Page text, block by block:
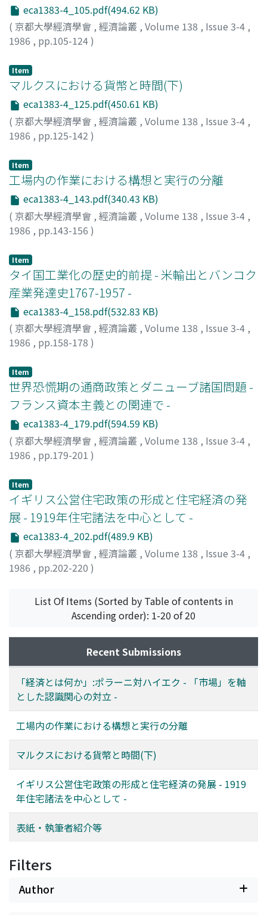
eca1383-4_105.pdf(494.62 KB)
( 京都大學經濟學會 , 經濟論叢 , Volume 138 , Issue 3-4 ,
1986 , pp.105-124)
Item
マルクスにおける貨幣と時間(下)
eca1383-4_125.pdf(450.61 KB)
( 京都大學經濟學會 , 經濟論叢 , Volume 138 , Issue 3-4 ,
1986 , pp.125-142 )
Item
工場内の作業における構想と実行の分離
eca1383-4_143.pdf(340.43 KB)
( 京都大學經濟學會 , 經濟論叢 , Volume 138 , Issue 3-4 ,
1986 , pp.143-156 )
Item
タイ国工業化の歴史的前提 - 米輸出とバンコク
産業発達史1767-1957 -
eca1383-4_158.pdf(532.83 KB)
( 京都大學經濟學會 , 經濟論叢 , Volume 138 , Issue 3-4 ,
1986 , pp.158-178 )
Item
世界恐慌期の通商政策とダニューブ諸国問題 -
フランス資本主義との関連で -
eca1383-4_179.pdf(594.59 KB)
( 京都大學經濟學會 , 經濟論叢 , Volume 138 , Issue 3-4 ,
1986 , pp.179-201 )
Item
イギリス公営住宅政策の形成と住宅経済の発
展 - 1919年住宅諸法を中心として -
eca1383-4_202.pdf(489.9 KB)
( 京都大學經濟學會 , 經濟論叢 , Volume 138 , Issue 3-4 ,
1986 , pp.202-220 )
List Of Items (Sorted by Table of contents in
Ascending order): 1-20 of 20
Recent Submissions
「経済とは何か」:ポラーニ対ハイエク - 「市場」を軸
とした認識関心の対立 -
工場内の作業における構想と実行の分離
マルクスにおける貨幣と時間(下)
イギリス公営住宅政策の形成と住宅経済の発展 - 1919
年住宅諸法を中心として -
表紙・執筆者紹介等
Filters
Author